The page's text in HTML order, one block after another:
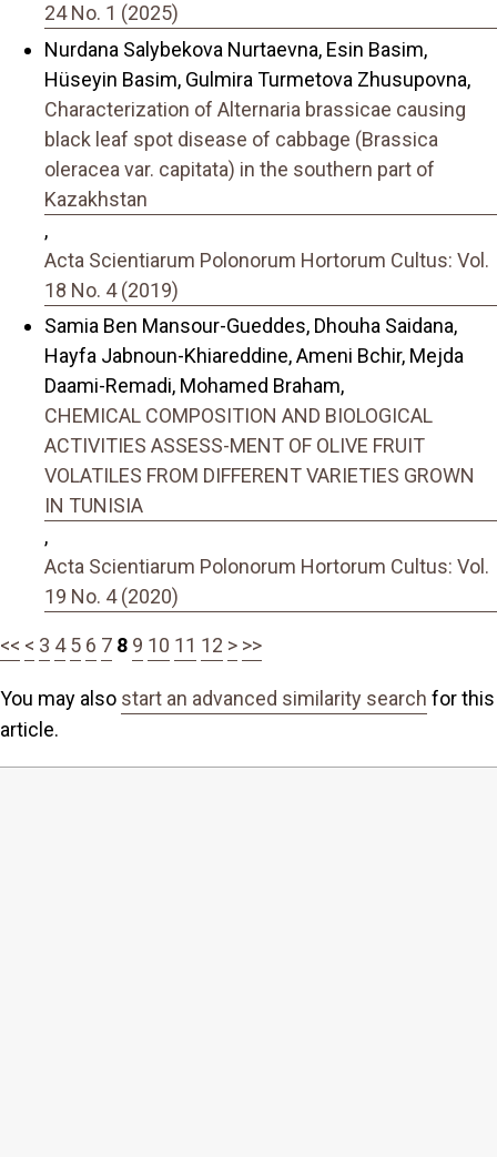
24 No. 1 (2025)
Nurdana Salybekova Nurtaevna, Esin Basim,
Hüseyin Basim, Gulmira Turmetova Zhusupovna,
Characterization of Alternaria brassicae causing
black leaf spot disease of cabbage (Brassica
oleracea var. capitata) in the southern part of
Kazakhstan
,
Acta Scientiarum Polonorum Hortorum Cultus: Vol.
18 No. 4 (2019)
Samia Ben Mansour-Gueddes, Dhouha Saidana,
Hayfa Jabnoun-Khiareddine, Ameni Bchir, Mejda
Daami-Remadi, Mohamed Braham,
CHEMICAL COMPOSITION AND BIOLOGICAL
ACTIVITIES ASSESS-MENT OF OLIVE FRUIT
VOLATILES FROM DIFFERENT VARIETIES GROWN
IN TUNISIA
,
Acta Scientiarum Polonorum Hortorum Cultus: Vol.
19 No. 4 (2020)
<< < 3 4 5 6 7 8 9 10 11 12 > >>
You may also start an advanced similarity search for this
article.